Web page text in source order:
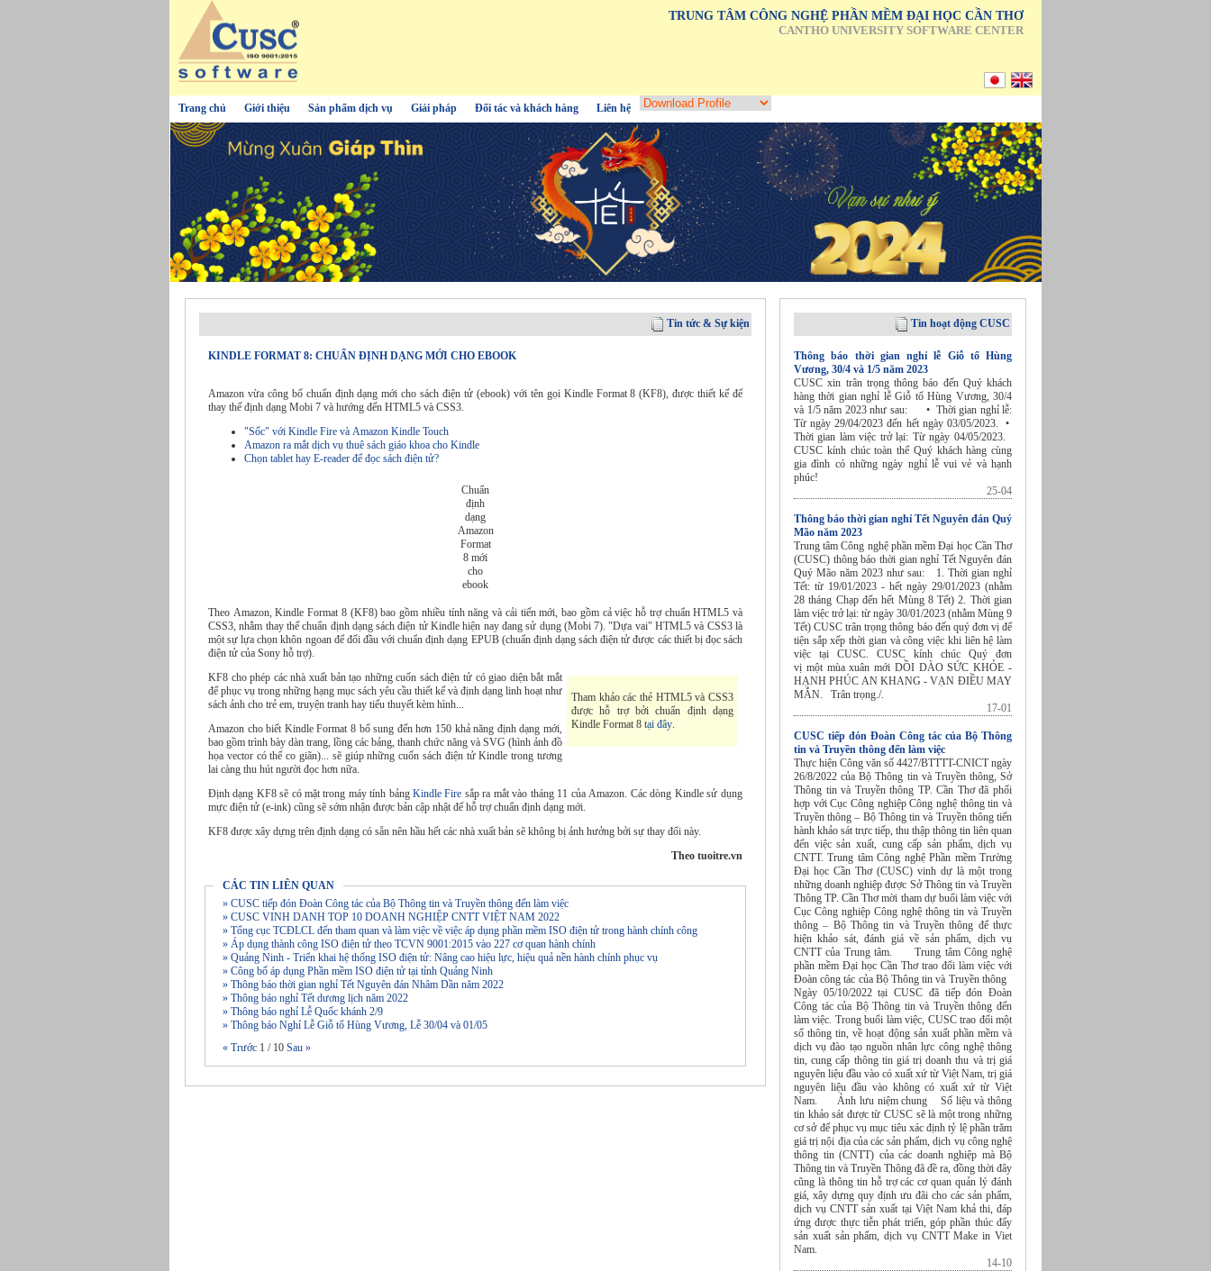
TRUNG TÂM CÔNG NGHỆ PHẦN MỀM ĐẠI HỌC CẦN THƠ
CANTHO UNIVERSITY SOFTWARE CENTER
Trang chủ Giới thiệu Sản phẩm dịch vụ Giải pháp Đối tác và khách hàng Liên hệ
Tin tức & Sự kiện
KINDLE FORMAT 8: CHUẨN ĐỊNH DẠNG MỚI CHO EBOOK
Amazon vừa công bố chuẩn định dạng mới cho sách điện tử (ebook) với tên gọi Kindle Format 8 (KF8), được thiết kế để
thay thế định dạng Mobi 7 và hướng đến HTML5 và CSS3.
"Sốc" với Kindle Fire và Amazon Kindle Touch
Amazon ra mắt dịch vụ thuê sách giáo khoa cho Kindle
Chọn tablet hay E-reader để đọc sách điện tử?
Chuẩn
định
dạng
Amazon
Format
8 mới
cho
ebook
Theo Amazon, Kindle Format 8 (KF8) bao gồm nhiều tính năng và cải tiến mới, bao gồm cả việc hỗ trợ chuẩn HTML5 và
CSS3, nhằm thay thế chuẩn định dạng sách điện tử Kindle hiện nay đang sử dụng (Mobi 7). "Dựa vai" HTML5 và CSS3 là
một sự lựa chọn khôn ngoan để đối đầu với chuẩn định dạng EPUB (chuẩn định dạng sách điện tử được các thiết bị đọc sách
điện tử của Sony hỗ trợ).
Tham khảo các thẻ HTML5 và CSS3
được hỗ trợ bởi chuẩn định dạng
Kindle Format 8 tại đây.
KF8 cho phép các nhà xuất bản tạo những cuốn sách điện tử có giao diện bắt mắt
để phục vụ trong những hạng mục sách yêu cầu thiết kế và định dạng linh hoạt như
sách ảnh cho trẻ em, truyện tranh hay tiểu thuyết kèm hình...
Amazon cho biết Kindle Format 8 bổ sung đến hơn 150 khả năng định dạng mới,
bao gồm trình bày dàn trang, lồng các bảng, thanh chức năng và SVG (hình ảnh đồ
họa vector có thể co giãn)... sẽ giúp những cuốn sách điện tử Kindle trong tương
lai càng thu hút người đọc hơn nữa.
Định dạng KF8 sẽ có mặt trong máy tính bảng Kindle Fire sắp ra mắt vào tháng 11 của Amazon. Các dòng Kindle sử dụng
mực điện tử (e-ink) cũng sẽ sớm nhận được bản cập nhật để hỗ trợ chuẩn định dạng mới.
KF8 được xây dựng trên định dạng có sẵn nên hầu hết các nhà xuất bản sẽ không bị ảnh hưởng bởi sự thay đổi này.
Theo tuoitre.vn
CÁC TIN LIÊN QUAN
» CUSC tiếp đón Đoàn Công tác của Bộ Thông tin và Truyền thông đến làm việc
» CUSC VINH DANH TOP 10 DOANH NGHIỆP CNTT VIỆT NAM 2022
» Tổng cục TCĐLCL đến tham quan và làm việc về việc áp dụng phần mềm ISO điện tử trong hành chính công
» Áp dụng thành công ISO điện tử theo TCVN 9001:2015 vào 227 cơ quan hành chính
» Quảng Ninh - Triển khai hệ thống ISO điện tử: Nâng cao hiệu lực, hiệu quả nền hành chính phục vụ
» Công bố áp dụng Phần mềm ISO điện tử tại tỉnh Quảng Ninh
» Thông báo thời gian nghỉ Tết Nguyên đán Nhâm Dần năm 2022
» Thông báo nghỉ Tết dương lịch năm 2022
» Thông báo nghỉ Lễ Quốc khánh 2/9
» Thông báo Nghỉ Lễ Giỗ tổ Hùng Vương, Lễ 30/04 và 01/05
« Trước 1 / 10 Sau »
Tin hoạt động CUSC
Thông báo thời gian nghỉ lễ Giỗ tổ Hùng
Vương, 30/4 và 1/5 năm 2023
CUSC xin trân trọng thông báo đến Quý khách
hàng thời gian nghỉ lễ Giỗ tổ Hùng Vương, 30/4
và 1/5 năm 2023 như sau: • Thời gian nghỉ lễ:
Từ ngày 29/04/2023 đến hết ngày 03/05/2023. •
Thời gian làm việc trở lại: Từ ngày 04/05/2023.
CUSC kính chúc toàn thể Quý khách hàng cùng
gia đình có những ngày nghỉ lễ vui vẻ và hạnh
phúc!
25-04
Thông báo thời gian nghỉ Tết Nguyên đán Quý
Mão năm 2023
Trung tâm Công nghệ phần mềm Đại học Cần Thơ
(CUSC) thông báo thời gian nghỉ Tết Nguyên đán
Quý Mão năm 2023 như sau: 1. Thời gian nghỉ
Tết: từ 19/01/2023 - hết ngày 29/01/2023 (nhằm
28 tháng Chạp đến hết Mùng 8 Tết) 2. Thời gian
làm việc trở lại: từ ngày 30/01/2023 (nhằm Mùng 9
Tết) CUSC trân trọng thông báo đến quý đơn vị để
tiện sắp xếp thời gian và công việc khi liên hệ làm
việc tại CUSC. CUSC kính chúc Quý đơn
vị một mùa xuân mới DỒI DÀO SỨC KHỎE -
HẠNH PHÚC AN KHANG - VẠN ĐIỀU MAY
MẮN. Trân trọng./.
17-01
CUSC tiếp đón Đoàn Công tác của Bộ Thông
tin và Truyền thông đến làm việc
Thực hiện Công văn số 4427/BTTTT-CNICT ngày
26/8/2022 của Bộ Thông tin và Truyền thông, Sở
Thông tin và Truyền thông TP. Cần Thơ đã phối
hợp với Cục Công nghiệp Công nghệ thông tin và
Truyền thông – Bộ Thông tin và Truyền thông tiến
hành khảo sát trực tiếp, thu thập thông tin liên quan
đến việc sản xuất, cung cấp sản phẩm, dịch vụ
CNTT. Trung tâm Công nghệ Phần mềm Trường
Đại học Cần Thơ (CUSC) vinh dự là một trong
những doanh nghiệp được Sở Thông tin và Truyền
Thông TP. Cần Thơ mời tham dự buổi làm việc với
Cục Công nghiệp Công nghệ thông tin và Truyền
thông – Bộ Thông tin và Truyền thông để thực
hiện khảo sát, đánh giá về sản phẩm, dịch vụ
CNTT của Trung tâm. Trung tâm Công nghệ
phần mềm Đại học Cần Thơ trao đổi làm việc với
Đoàn công tác của Bộ Thông tin và Truyền thông
Ngày 05/10/2022 tại CUSC đã tiếp đón Đoàn
Công tác của Bộ Thông tin và Truyền thông đến
làm việc. Trong buổi làm việc, CUSC trao đổi một
số thông tin, về hoạt động sản xuất phần mềm và
dịch vụ đào tạo nguồn nhân lực công nghệ thông
tin, cung cấp thông tin giá trị doanh thu và trị giá
nguyên liệu đầu vào có xuất xứ từ Việt Nam, trị giá
nguyên liệu đầu vào không có xuất xứ từ Việt
Nam. Ảnh lưu niệm chung Số liệu và thông
tin khảo sát được từ CUSC sẽ là một trong những
cơ sở để phục vụ mục tiêu xác định tỷ lệ phần trăm
giá trị nội địa của các sản phẩm, dịch vụ công nghệ
thông tin (CNTT) của các doanh nghiệp mà Bộ
Thông tin và Truyền Thông đã đề ra, đồng thời đây
cũng là thông tin hỗ trợ các cơ quan quản lý đánh
giá, xây dựng quy định ưu đãi cho các sản phẩm,
dịch vụ CNTT sản xuất tại Việt Nam khả thi, đáp
ứng được thực tiễn phát triển, góp phần thúc đẩy
sản xuất sản phẩm, dịch vụ CNTT Make in Viet
Nam.
14-10